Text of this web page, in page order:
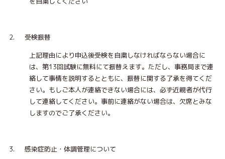
2. 受検振替
上記理由により申込後受検を自粛しなければならない場合に
は、第13回試験に無料にて振替えます。ただし、事務局まで連
絡して事情を説明するとともに、振替に関する了承を得てくだ
さい。もしご本人が連絡できない場合には、必ず近親者が代行
して連絡してください。事前に連絡がない場合は、欠席とみな
しますのでご了承ください。
3. 感染症防止・体調管理について